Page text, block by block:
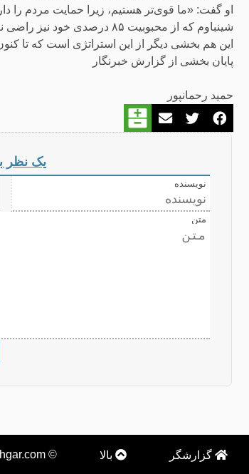
او گفت: «ما قوی‌تر هستیم، زیرا حمایت مردم را
شینباوم که از محبوبیت ۸۵ درصدی خود نیز راضی نیست، به دنبال بیدار کردن احساسات ملی‌گرایانه است.
این هم بخشی دیگر از این استراتژی‌ است که تا
پایان بخشی از گزارش خبرنگار
حمید رحمانپور
یک نظر
نویسنده
متن
گزارشگر بالا © www.gozareshgar.com